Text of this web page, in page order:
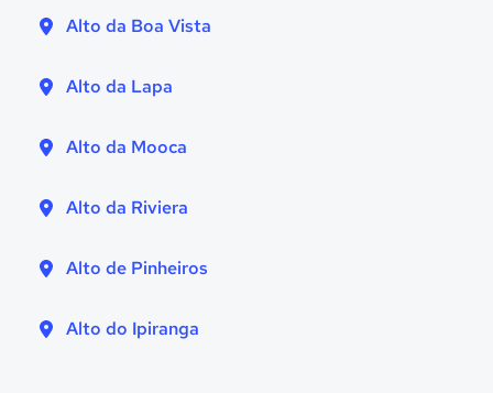
Alto da Boa Vista
Alto da Lapa
Alto da Mooca
Alto da Riviera
Alto de Pinheiros
Alto do Ipiranga